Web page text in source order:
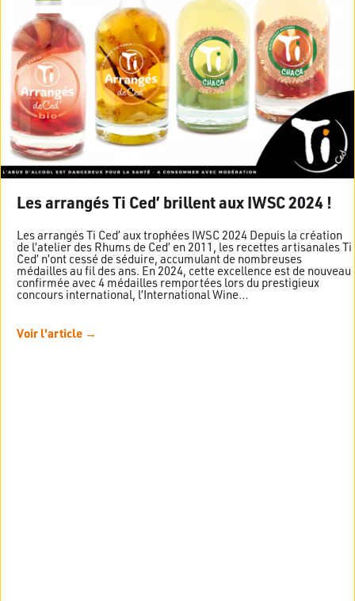
Les arrangés Ti Ced’ brillent aux IWSC 2024 !
Les arrangés Ti Ced’ aux trophées IWSC 2024 Depuis la création
de l’atelier des Rhums de Ced’ en 2011, les recettes artisanales Ti
Ced’ n’ont cessé de séduire, accumulant de nombreuses
médailles au fil des ans. En 2024, cette excellence est de nouveau
confirmée avec 4 médailles remportées lors du prestigieux
concours international, l’International Wine…
Voir l'article →